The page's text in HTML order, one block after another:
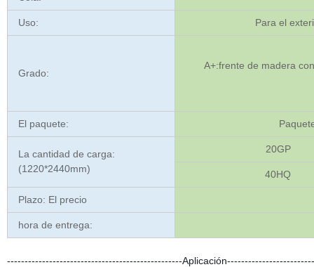
Uso: Para el
Grado:
A+:frente de madera
El paquete:
La cantidad de carga:
(1220*2440mm)
20GP
40HQ
Plazo: El precio
hora de entrega:
--------------------------------------------------